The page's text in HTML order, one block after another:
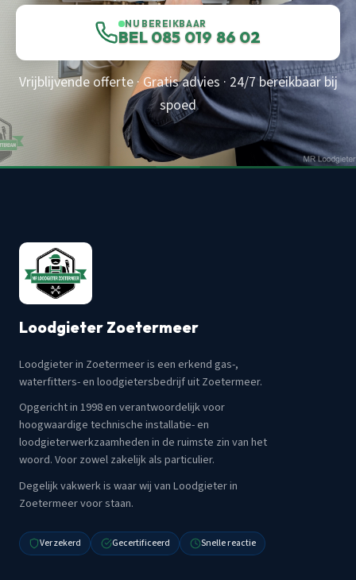
NU BEREIKBAAR
BEL 085 019 86 02
Vrijblijvende offerte · Gratis advies · 24/7 bereikbaar bij
spoed
Loodgieter Zoetermeer
Loodgieter in Zoetermeer is een erkend gas-,
waterfitters- en loodgietersbedrijf uit Zoetermeer.
Opgericht in 1998 en verantwoordelijk voor
hoogwaardige technische installatie- en
loodgieterwerkzaamheden in de ruimste zin van het
woord. Voor zowel zakelijk als particulier.
Degelijk vakwerk is waar wij van Loodgieter in
Zoetermeer voor staan.
Verzekerd Gecertificeerd Snelle reactie